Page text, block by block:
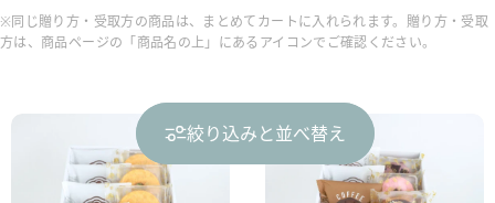
※同じ贈り方・受取方の商品は、まとめてカートに入れられます。贈り方・受取
方は、商品ページの「商品名の上」にあるアイコンでご確認ください。
絞り込みと並べ替え